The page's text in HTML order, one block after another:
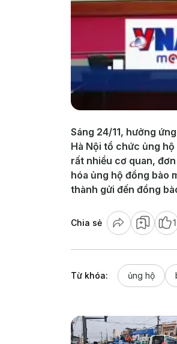
Sáng 24/11, hưởng
Hà Nội tổ chức ủng
rất nhiều cơ quan,
hóa ủng hộ đồng bào
thành gửi đến đồng
Chia sẻ 1
Từ khóa: ủng hộ